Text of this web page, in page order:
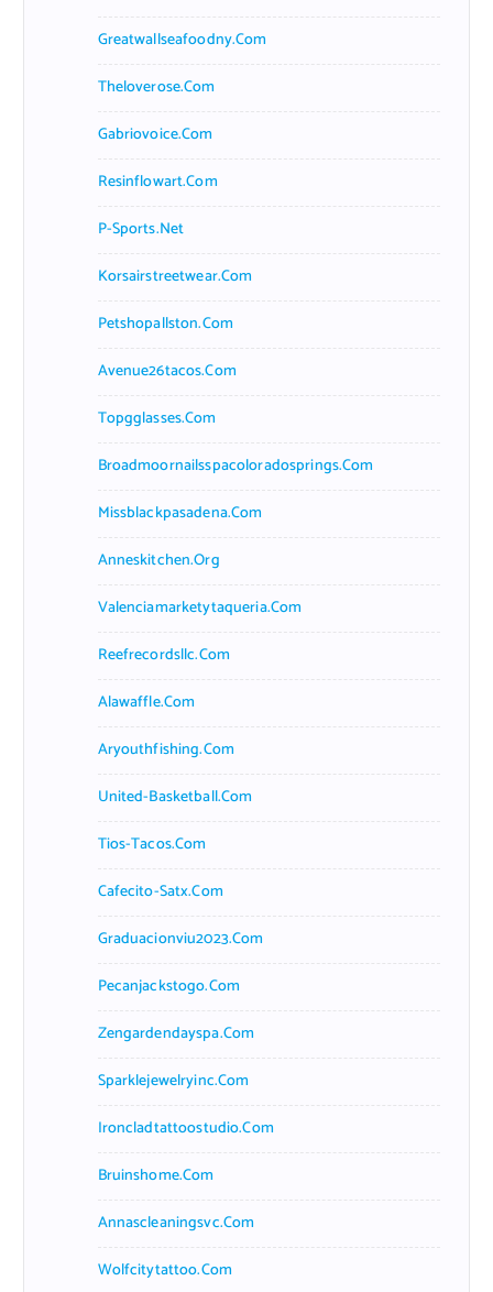
Greatwallseafoodny.com
Theloverose.com
Gabriovoice.com
Resinflowart.com
P-Sports.net
Korsairstreetwear.com
Petshopallston.com
Avenue26tacos.com
Topgglasses.com
Broadmoornailsspacoloradosprings.com
Missblackpasadena.com
Anneskitchen.org
Valenciamarketytaqueria.com
Reefrecordsllc.com
Alawaffle.com
Aryouthfishing.com
United-Basketball.com
Tios-Tacos.com
Cafecito-Satx.com
Graduacionviu2023.com
Pecanjackstogo.com
Zengardendayspa.com
Sparklejewelryinc.com
Ironcladtattoostudio.com
Bruinshome.com
Annascleaningsvc.com
Wolfcitytattoo.com